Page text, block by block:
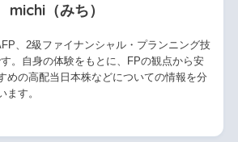
michi（みち）
、2級ファイナンシャル・プランニング技
。自身の体験をもとに、FPの観点から安
めの高配当日本株などについての情報を分
ます。